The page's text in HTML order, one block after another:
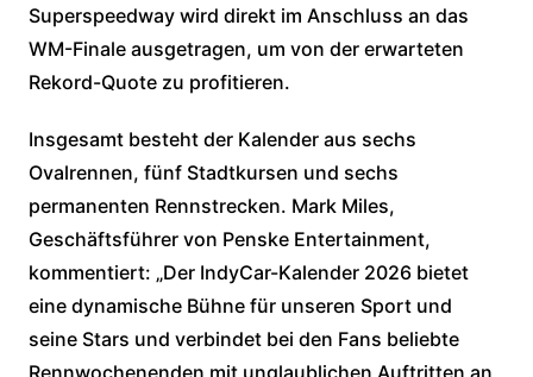
Superspeedway wird direkt im Anschluss an das
WM-Finale ausgetragen, um von der erwarteten
Rekord-Quote zu profitieren.
Insgesamt besteht der Kalender aus sechs
Ovalrennen, fünf Stadtkursen und sechs
permanenten Rennstrecken. Mark Miles,
Geschäftsführer von Penske Entertainment,
kommentiert: „Der IndyCar-Kalender 2026 bietet
eine dynamische Bühne für unseren Sport und
seine Stars und verbindet bei den Fans beliebte